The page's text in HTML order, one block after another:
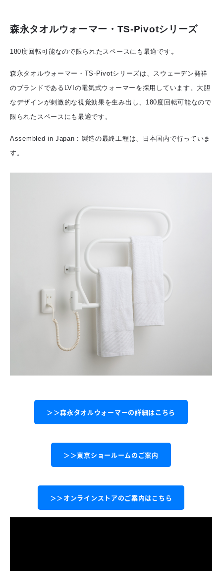
森永タオルウォーマー・TS-Pivotシリーズ
180度回転可能なので限られたスペースにも最適です 。
森永タオルウォーマー・TS-Pivotシリーズは、スウェーデン発祥
のブランドであるLVIの電気式ウォーマーを採用しています。大胆
なデザインが刺激的な視覚効果を生み出し、180度回転可能なので
限られたスペースにも最適です。
Assembled in Japan : 製造の最終工程は、日本国内で行っていま
す。
＞＞森永タオルウォーマーの詳細はこちら
＞＞東京ショールームのご案内
＞＞オンラインストアのご案内はこちら